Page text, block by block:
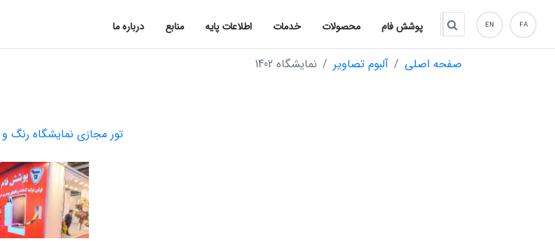
FA
EN پوشش فام محصولات خدمات اطلاعات پایه منابع درباره ما
صفحه اصلی آلبوم تصاویر نمایشگاه 1402
تور مجازی نمایشگاه رنگ و